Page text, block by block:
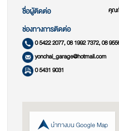
ชื่อผู้ติดต่อ คุณ
ช่องทางการติดต่อ
0 5422 2077, 08 1992 7372, 08
yonchai_garage@hotmail.com
0 5431 9031
นำทางบน Google Map